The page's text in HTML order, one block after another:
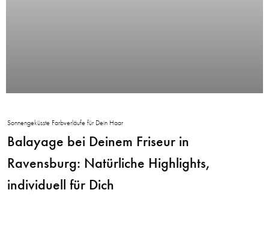
Sonnengeküsste Farbverläufe für Dein Haar
Balayage bei Deinem Friseur in
Ravensburg: Natürliche Highlights,
individuell für Dich